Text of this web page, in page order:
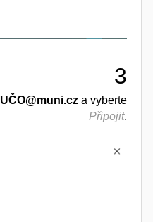
3
UČO@muni.cz a vyberte
Připojit.